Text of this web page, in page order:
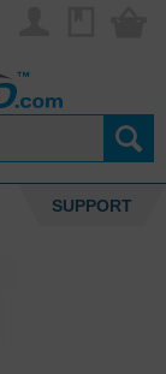
SUPPORT